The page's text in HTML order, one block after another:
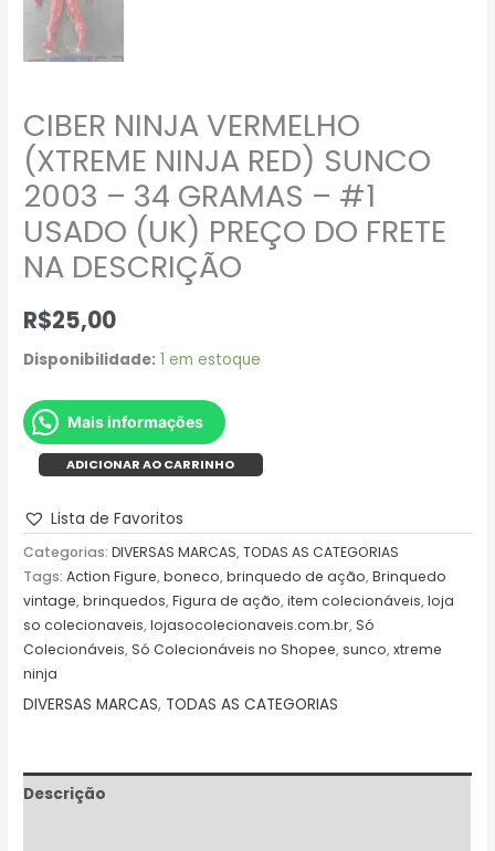
CIBER NINJA VERMELHO
(XTREME NINJA RED) SUNCO
2003 – 34 GRAMAS – #1
USADO (UK) PREÇO DO FRETE
NA DESCRIÇÃO
R$25,00
Disponibilidade: 1 em estoque
Mais informações
ADICIONAR AO CARRINHO
Lista de Favoritos
Categorias:DIVERSAS MARCAS,TODAS AS CATEGORIAS
Tags:Action Figure,boneco,brinquedo de ação,Brinquedo
vintage,brinquedos,Figura de ação,item colecionáveis,loja
so colecionaveis,lojasocolecionaveis.com.br,Só
Colecionáveis,Só Colecionáveis no Shopee,sunco,xtreme
ninja
DIVERSAS MARCAS, TODAS AS CATEGORIAS
Descrição